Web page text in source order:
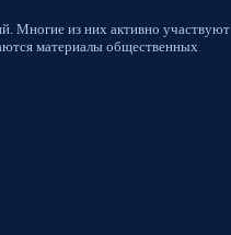
Многие из них активно участвуют
материалы общественных